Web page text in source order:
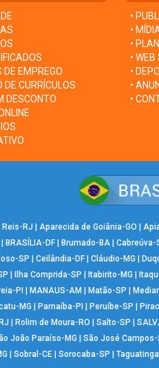
DE EMPREGO
DE CURRÍCULOS
DESCONTO
•
•
•
• WEB
•
•
•
RJ Aparecida de Goiânia-GO
BRASÍLIA-DF| Brumado-BA| Cabreúva-
SP Ceilândia-DF Cláudio-MG
Ilha Comprida-SP Itabirito-MG
PI MANAUS-AM Matão-SP
MG Parnaíba-PI Peruíbe-SP
Rolim de Moura-RO Salto-SP
João Paraíso-MG São José Campos-
Sobral-CE| Sorocaba-SP